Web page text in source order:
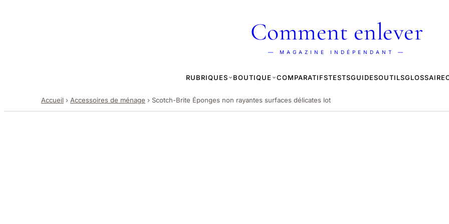
Comment enlever
— MAGAZINE INDÉPENDANT —
RUBRIQUES BOUTIQUE COMPARATIFSTESTSGUIDESOUTILSGLOSSAIRE
Accueil › Accessoires de ménage › Scotch-Brite Éponges non rayantes surfaces délicates lot